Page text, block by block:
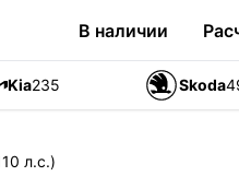
В наличии
Kia235 Skoda
л.с.)